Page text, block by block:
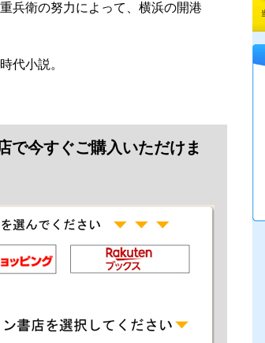
兵衛の努力によって、横浜の開港
代小説。
で今すぐご購入いただけま